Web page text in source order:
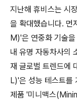
지난해 휴비스는 시
을 확대했습니다.
M)'은 연중화 기술
내 유명 자동차사의
재 글로벌 트렌드에
L)'은 성능 테스트
제품 '미니맥스